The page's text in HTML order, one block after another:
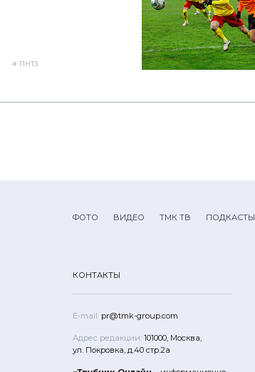
# ПНТЗ
ФОТО ВИДЕО ТМК ТВ ПОДКАСТЫ
КОНТАКТЫ
E-mail: pr@tmk-group.com
Адрес редакции: 101000, Москва,
ул. Покровка, д.40 стр.2а